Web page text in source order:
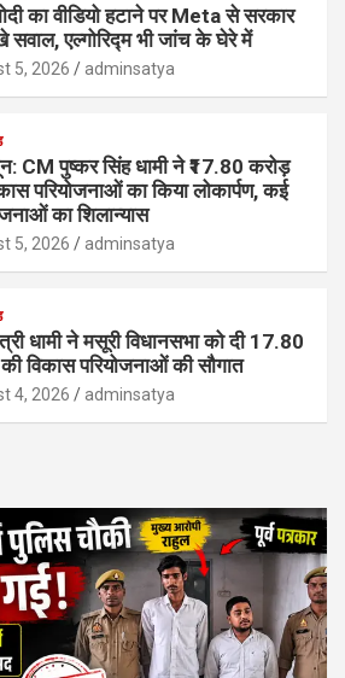
का वीडियो हटाने पर Meta से सरकार
सवाल, एल्गोरिद्म भी जांच के घेरे में
5, 2026 adminsatya
CM पुष्कर सिंह धामी ने ₹17.80 करोड़
परियोजनाओं का किया लोकार्पण, कई
का शिलान्यास
5, 2026 adminsatya
धामी ने मसूरी विधानसभा को दी 17.80
विकास परियोजनाओं की सौगात
4, 2026 adminsatya